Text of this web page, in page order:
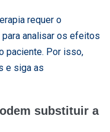
requer o
analisar os efeitos
paciente. Por isso,
e siga as
substituir a